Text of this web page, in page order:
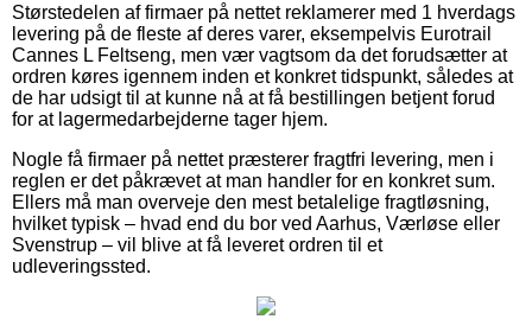
Størstedelen af firmaer på nettet reklamerer med 1 hverdags
levering på de fleste af deres varer, eksempelvis Eurotrail
Cannes L Feltseng, men vær vagtsom da det forudsætter at
ordren køres igennem inden et konkret tidspunkt, således at
de har udsigt til at kunne nå at få bestillingen betjent forud
for at lagermedarbejderne tager hjem.
Nogle få firmaer på nettet præsterer fragtfri levering, men i
reglen er det påkrævet at man handler for en konkret sum.
Ellers må man overveje den mest betalelige fragtløsning,
hvilket typisk – hvad end du bor ved Aarhus, Værløse eller
Svenstrup – vil blive at få leveret ordren til et
udleveringssted.